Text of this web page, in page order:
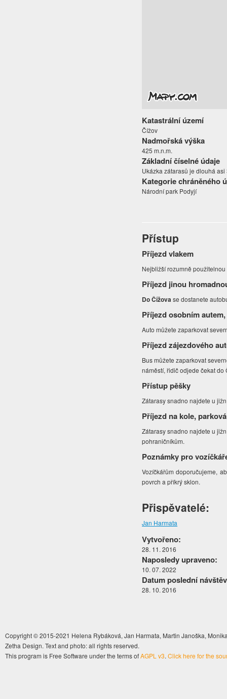
Katastrální území
Čížov
Nadmořská výška
425 m.n.m.
Základní číselné údaje
Ukázka zátarasů je dlouhá asi
Kategorie chráněného
Národní park Podyjí
Přístup
Příjezd vlakem
Nejbližší rozumně
Příjezd jinou
Do Čížovase dostanete
Příjezd osobním
Auto můžete zaparkovat
Příjezd zájezdového
Bus můžete zaparkovat
náměstí, řidič odjede čekat do
Přístup pěšky
Zátarasy snadno najdete u
Příjezd na kole,
Zátarasy snadno najdete u
pohraničníkům.
Poznámky pro
Vozíčkářům doporučujeme,
povrch a příkrý sklon.
Přispěvatelé:
Jan Harmata
Vytvořeno:
28. 11. 2016
Naposledy upraveno:
10. 07. 2022
Datum poslední
28. 10. 2016
Copyright © 2015-2021 Helena Rybáková, Jan Harmata, Martin Janoška,
Zetha Design. Text and photo: all rights reserved.
This program is Free Software under the terms ofAGPL v3. Click here for the